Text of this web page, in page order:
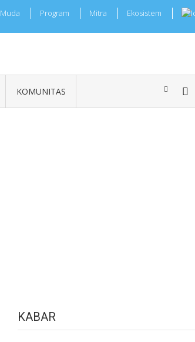
Muda Program Mitra Ekosistem
KOMUNITAS
KABAR